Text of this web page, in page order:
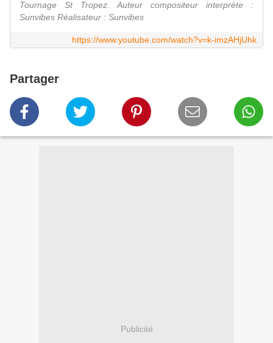
Tournage St Tropez. Auteur compositeur interprète :
Sunvibes Réalisateur : Sunvibes
https://www.youtube.com/watch?v=k-imzAHjUhk
Partager
Publicité